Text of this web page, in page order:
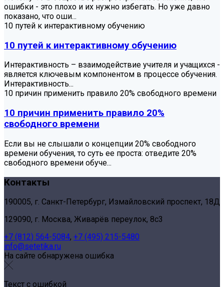
ошибки - это плохо и их нужно избегать. Но уже давно
показано, что оши...
10 путей к интерактивному обучению
10 путей к интерактивному обучению
Интерактивность – взаимодействие учителя и учащихся -
является ключевым компонентом в процессе обучения.
Интерактивность...
10 причин применить правило 20% свободного времени
10 причин применить правило 20%
свободного времени
Если вы не слышали о концепции 20% свободного
времени обучения, то суть ее проста: отведите 20%
свободного времени обуче...
Контакты
190005, г. Санкт-Петербург, Измайловский проспект, 18Д
129090, г. Москва, Живарёв переулок, 8с3
+7 (812) 564-5084, +7 (495) 215-5480
info@setetika.ru
На сайте обнаружена ошибка
Текст с ошибкой